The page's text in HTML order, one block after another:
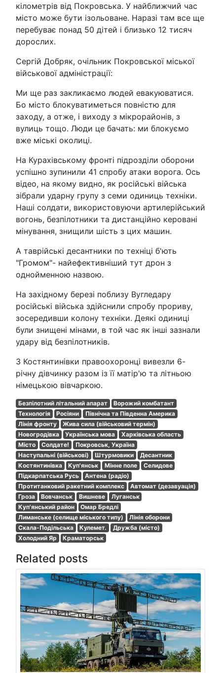
кілометрів від Покровська. У найближчий час
місто може бути ізольоване. Наразі там все ще
перебуває понад 50 дітей і близько 12 тисяч
дорослих.
Сергій Добряк, очільник Покровської міської
військової адміністрації:
Ми ще раз закликаємо людей евакуюватися.
Бо місто блокуватиметься повністю для
заходу, а отже, і виходу з мікрорайонів, з
вулиць тощо. Люди це бачать: ми блокуємо
вже міські околиці.
На Курахівському фронті підрозділи оборони
успішно зупинили 41 спробу атаки ворога. Ось
відео, на якому видно, як російські війська
зібрали ударну групу з семи одиниць техніки.
Наші солдати, використовуючи артилерійський
вогонь, безпілотники та дистанційно керовані
мінування, знищили шість з цих машин.
А таврійські десантники по техніці б'ють
"Громом"- найефективніший тут дрон з
однойменною назвою.
На західному березі поблизу Вугледару
російські війська здійснили спробу прориву,
зосередивши колону техніки. Деякі одиниці
були знищені мінами, в той час як інші зазнали
удару від безпілотників.
З Костянтинівки правоохоронці вивезли 6-
річну дівчинку разом із її матір'ю та літньою
німецькою вівчаркою.
Безпілотний літальний апарат
Ворожий комбатант
Технологія
Росіяни
Північна та Південна Америка
Лінія фронту
Жива сила (військовий термін)
Новогродівка
Українська мова
Харківська область
Місто
Солдате!
Покровськ, Україна
Наступальні (військові)
Штурмовики
Десантник
Костянтинівка
Куп'янськ Мінне поле
Селидове
Підкарпатська Русь
Антена (радіо)
Протитанковий ракетний комплекс
Автомат (дезавуація)
Гроза
Вовчанськ Вишневе
Луганськ
Куп'янський район
Омар Бредлі
Лиманське (селище міського типу)
Лінія оборони
Скала-Подільська
Кулемет.
Дружба (місто)
Холодний Яр
Краматорськ
Related posts